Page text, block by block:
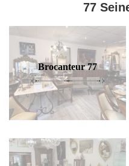
77
Brocanteur 77